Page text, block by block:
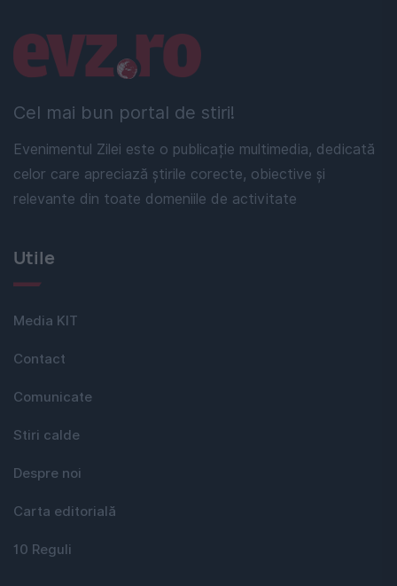
Cel mai bun portal de stiri!
Evenimentul Zilei este o publicație multimedia, dedicată
celor care apreciază știrile corecte, obiective și
relevante din toate domeniile de activitate
Linkuri utile
Utile
Media KIT
Contact
Comunicate
Stiri calde
Despre noi
Carta editorială
10 Reguli